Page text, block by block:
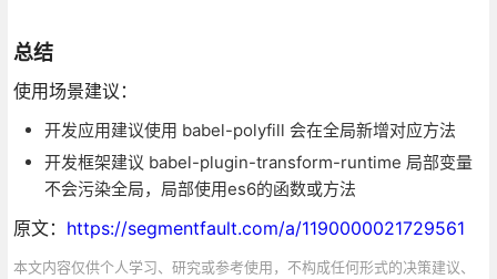
总结
使用场景建议：
开发应用建议使用 babel-polyfill 会在全局新增对应方法
开发框架建议 babel-plugin-transform-runtime 局部变量
不会污染全局，局部使用es6的函数或方法
原文： https://segmentfault.com/a/1190000021729561
本文内容仅供个人学习、研究或参考使用，不构成任何形式的决策建议、